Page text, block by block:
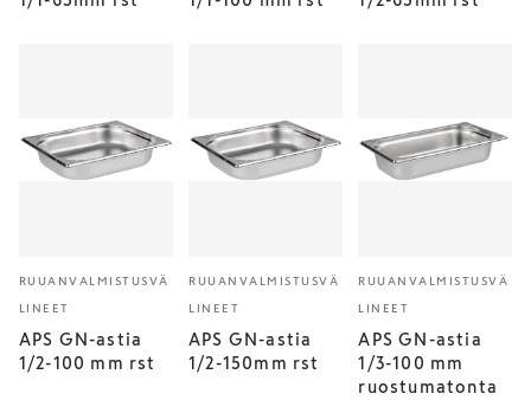
RUUANVALMISTUSVÄ
LINEET
APS GN-astia
1/2-100 mm rst
RUUANVALMISTUSVÄ
LINEET
APS GN-astia
1/2-150mm rst
RUUANVALMISTUSVÄ
LINEET
APS GN-astia
1/3-100 mm
ruostumatonta